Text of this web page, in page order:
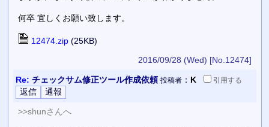
何卒 宜しくお願い致します。
12474.zip(25KB)
2016/09/28 (Wed) [No.12474]
Re: チェックサム修正ツール作成依頼 投稿者： K 引用する
>>shunさんへ